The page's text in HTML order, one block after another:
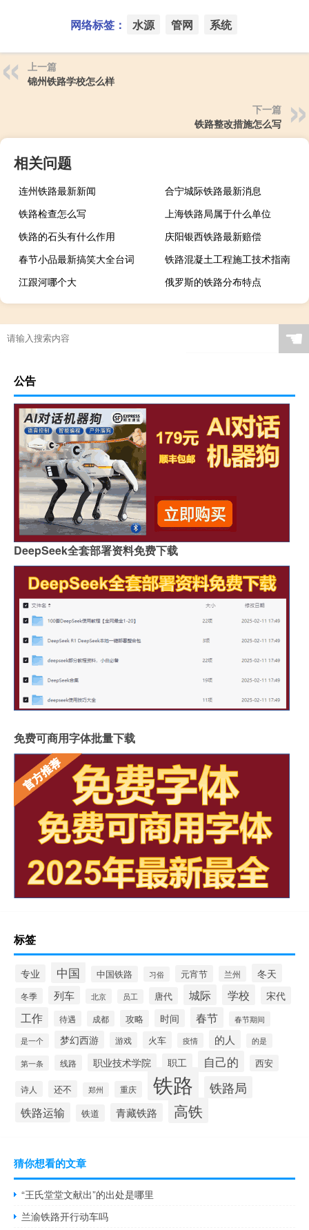
网络标签： 水源 管网 系统
上一篇
锦州铁路学校怎么样
下一篇
铁路整改措施怎么写
相关问题
连州铁路最新新闻
合宁城际铁路最新消息
铁路检查怎么写
上海铁路局属于什么单位
铁路的石头有什么作用
庆阳银西铁路最新赔偿
春节小品最新搞笑大全台词
铁路混凝土工程施工技术指南
江跟河哪个大
俄罗斯的铁路分布特点
☚
公告
DeepSeek全套部署资料免费下载
免费可商用字体批量下载
标签
专业 中国 中国铁路 习俗 元宵节 兰州 冬天
冬季 列车 北京 员工 唐代 城际 学校 宋代
工作 待遇 成都 攻略 时间 春节 春节期间
是一个 梦幻西游 游戏 火车 疫情 的人 的是
第一条 线路 职业技术学院 职工 自己的 西安
诗人 还不 郑州 重庆 铁路 铁路局
铁路运输 铁道 青藏铁路 高铁
猜你想看的文章
“王氏堂堂文献出”的出处是哪里
兰渝铁路开行动车吗